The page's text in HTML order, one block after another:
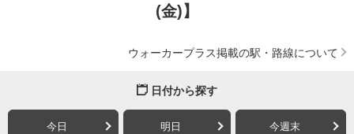
(金)】
ウォーカープラス掲載の駅・路線について
日付から探す
今日 明日 今週末